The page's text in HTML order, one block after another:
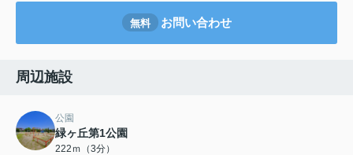
無料 お問い合わせ
周辺施設
公園
緑ヶ丘第1公園
222ｍ（3分）